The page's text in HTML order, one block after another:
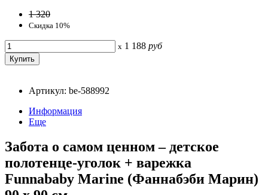
1 320
Скидка 10%
x 1 188 руб
Артикул: be-588992
Информация
Еще
Забота о самом ценном – детское
полотенце-уголок + варежка
Funnababy Marine (Фаннабэби Марин)